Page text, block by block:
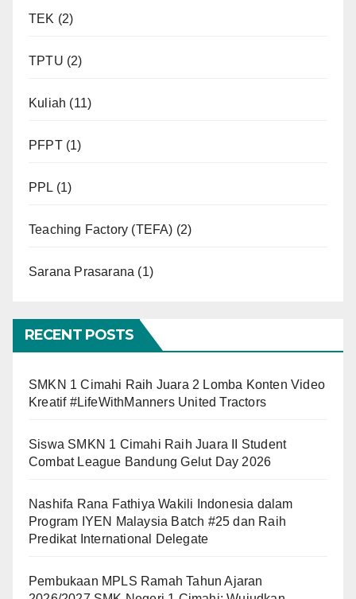
TEK (2)
TPTU (2)
Kuliah (11)
PFPT(1)
PPL (1)
Teaching Factory (TEFA) (2)
Sarana Prasarana (1)
RECENT POSTS
SMKN 1 Cimahi Raih Juara 2 Lomba Konten Video
Kreatif #LifeWithManners United Tractors
Siswa SMKN 1 Cimahi Raih Juara II Student
Combat League Bandung Gelut Day 2026
Nashifa Rana Fathiya Wakili Indonesia dalam
Program IYEN Malaysia Batch #25 dan Raih
Predikat International Delegate
Pembukaan MPLS Ramah Tahun Ajaran